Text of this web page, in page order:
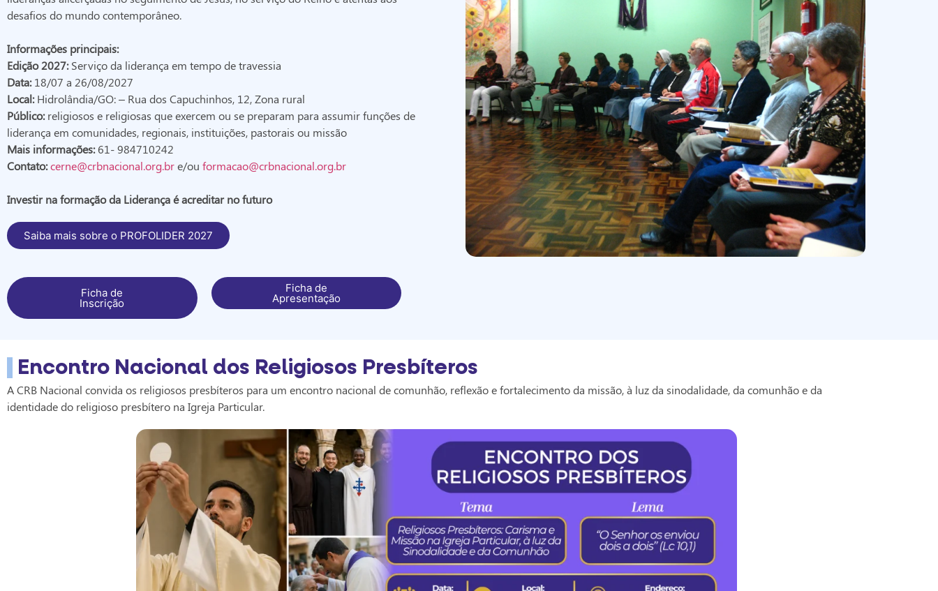
desafios do mundo contemporâneo.
Informações principais:
Edição 2027:Serviço da liderança em tempo de travessia
Data:18/07 a 26/08/2027
Local:Hidrolândia/GO: – Rua dos Capuchinhos, 12, Zona rural
Público:religiosos e religiosas que exercem ou se preparam para assumir funções de
liderança em comunidades, regionais, instituições, pastorais ou missão
Mais informações:61- 984710242
Contato:cerne@crbnacional.org.bre/ou formacao@crbnacional.org.br
Investir na formação da Liderança é acreditar no futuro
Saiba mais sobre o PROFOLIDER 2027
Ficha de
Inscrição
Ficha de
Apresentação
Encontro Nacional dos Religiosos Presbíteros
A CRB Nacional convida os religiosos presbíteros para um encontro nacional de comunhão, reflexão e fortalecimento da missão, à luz da sinodalidade, da comunhão e da
identidade do religioso presbítero na Igreja Particular.